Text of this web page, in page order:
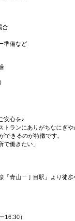
合
準備など
安心を♪
ランにありがちなにぎや
できるのが特徴です。
で働きたい」
「青山一丁目駅」より徒歩
16:30）